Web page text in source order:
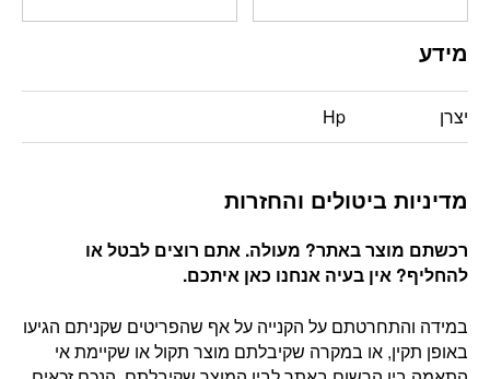
מידע
יצרן Hp
מדיניות ביטולים והחזרות
רכשתם מוצר באתר? מעולה. אתם רוצים לבטל או
להחליף? אין בעיה אנחנו כאן איתכם.
במידה והתחרטתם על הקנייה על אף שהפריטים שקניתם הגיעו
באופן תקין, או במקרה שקיבלתם מוצר תקול או שקיימת אי